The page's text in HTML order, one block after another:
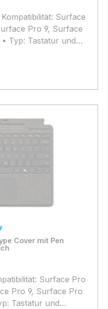
Surface
Pro 9, Surface
Typ: Tastatur und
Cover mit Pen
Surface Pro
Pro 9, Surface Pro
Tastatur und